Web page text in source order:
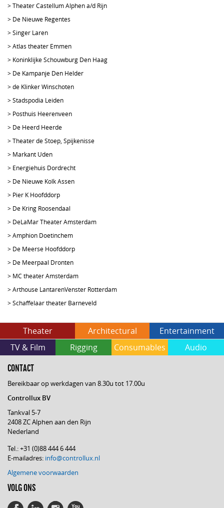
>Theater Castellum Alphen a/d Rijn
> De Nieuwe Regentes
>Singer Laren
>Atlas theater Emmen
> Koninklijke Schouwburg Den Haag
> De Kampanje Den Helder
>de Klinker Winschoten
>Stadspodia Leiden
> Posthuis Heerenveen
> De Heerd Heerde
>Theater de Stoep, Spijkenisse
> Markant Uden
> Energiehuis Dordrecht
> De Nieuwe Kolk Assen
> Pier K Hoofddorp
> De Kring Roosendaal
> DeLaMar Theater Amsterdam
>Amphion Doetinchem
> De Meerse Hoofddorp
> De Meerpaal Dronten
> MC theater Amsterdam
>Arthouse LantarenVenster Rotterdam
>Schaffelaar theater Barneveld
Theater Architectural
Entertainment
TV & Film
Rigging Consumables Audio
CONTACT
Bereikbaar op werkdagen van 8.30u tot 17.00u
Controllux BV
Tankval 5-7
2408 ZC Alphen aan den Rijn
Nederland
Tel.: +31 (0)88 444 6 444
E-mailadres: info@controllux.nl
Algemene voorwaarden
VOLG ONS